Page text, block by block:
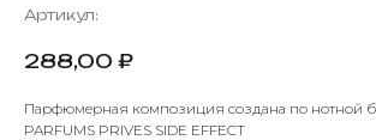
Артикул:
288,00 ₽
Парфюмерная композиция создана по нотной
PARFUMS PRIVES SIDE EFFECT